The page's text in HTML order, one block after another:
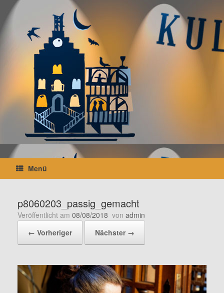
Inhalt
springen
Menü
p8060203_passig_gemacht
Veröffentlicht am 08/08/2018 von admin
← Vorheriger
Nächster →